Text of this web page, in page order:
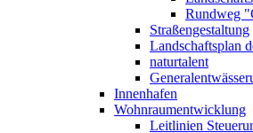
Rundweg
Straßengestaltung
Landschaftsplan
naturtalent
Innenhafen
Wohnraumentwicklung
Leitlinien